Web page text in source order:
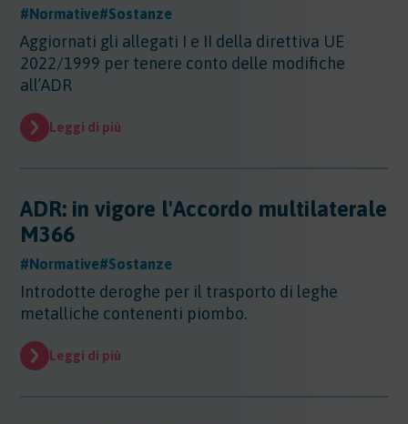
#Normative#Sostanze
Aggiornati gli allegati I e II della direttiva UE
2022/1999 per tenere conto delle modifiche
all’ADR
Leggi di più
ADR: in vigore l'Accordo multilaterale
M366
#Normative#Sostanze
Introdotte deroghe per il trasporto di leghe
metalliche contenenti piombo.
Leggi di più